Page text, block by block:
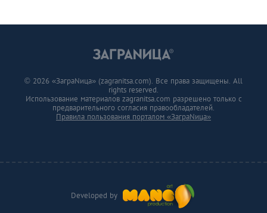
Developed by
© 2026 «ЗаграNица» (zagranitsa.com). Все права защищены. All
rights reserved.
Использование материалов zagranitsa.com разрешено только с
предварительного согласия правообладателей.
Правила пользования порталом «ЗаграNица»